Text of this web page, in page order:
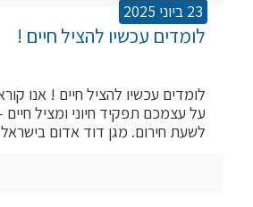
23 ביוני 2025
לומדים עכשיו להציל חיים !
לומדים עכשיו להציל חיים ! אנו
על עצמכם תפקיד חיוני ומציל חיים –
לשעת חירום. מגן דוד אדום